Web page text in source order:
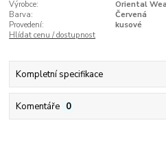
Výrobce:
Oriental
Barva:
Červená
Provedení:
kusové
Hlídat cenu / dostupnost
Kompletní specifikace
Komentáře 0